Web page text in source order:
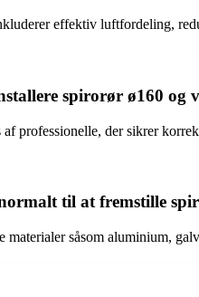
effektiv luftfordeling,
spirorør ø160 og
professionelle, der sikrer
til at fremstille
materialer såsom aluminium,